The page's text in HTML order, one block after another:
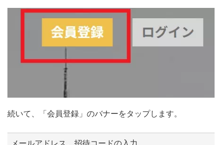
続いて、「会員登録」のバナーをタップします。